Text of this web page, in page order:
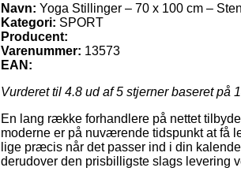
Navn: Yoga Stillinger – 70 x 100 cm – Sten
Kategori: SPORT
Producent:
Varenummer: 13573
EAN:
Vurderet til 4.8 ud af 5 stjerner baseret på
En lang række forhandlere på nettet
moderne er på nuværende tidspunkt at få
lige præcis når det passer ind i din
derudover den prisbilligste slags levering